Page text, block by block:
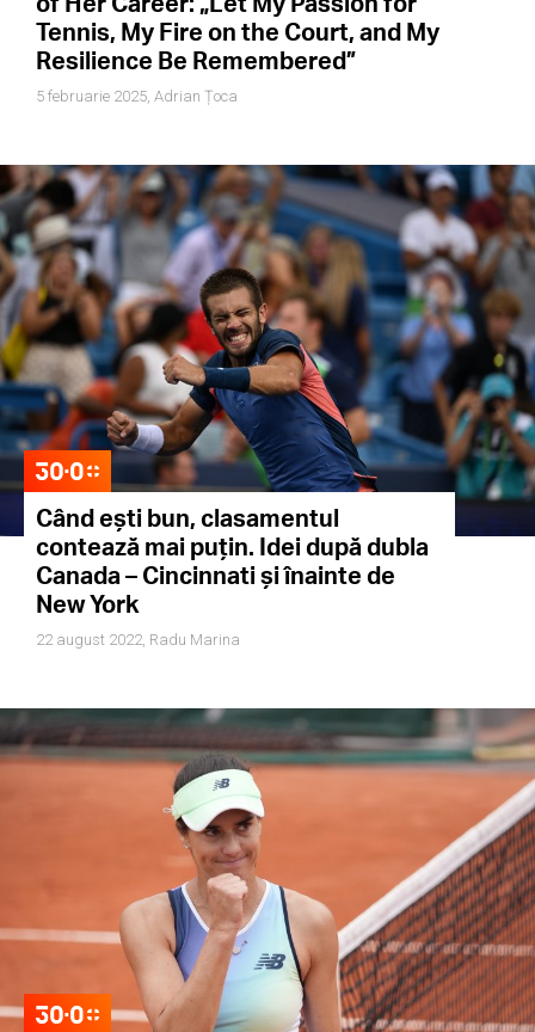
Tennis, My Fire on the Court, and My
Resilience Be Remembered”
5 februarie 2025, Adrian Țoca
Când ești bun, clasamentul
contează mai puțin. Idei după dubla
Canada – Cincinnati și înainte de
New York
22 august 2022, Radu Marina